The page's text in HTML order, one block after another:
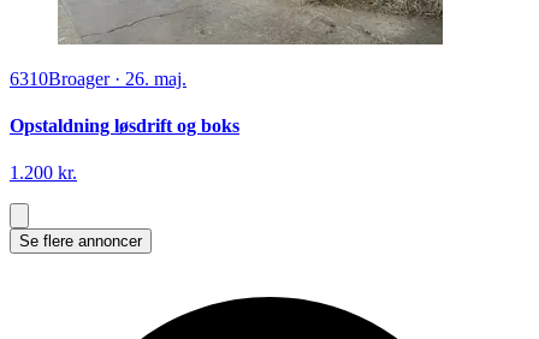
6310Broager· 26. maj.
Opstaldning løsdrift og boks
1.200 kr.
Se flere annoncer